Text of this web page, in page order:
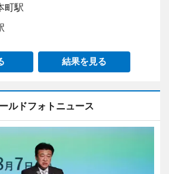
町駅
結果を見る
ルドフォトニュース